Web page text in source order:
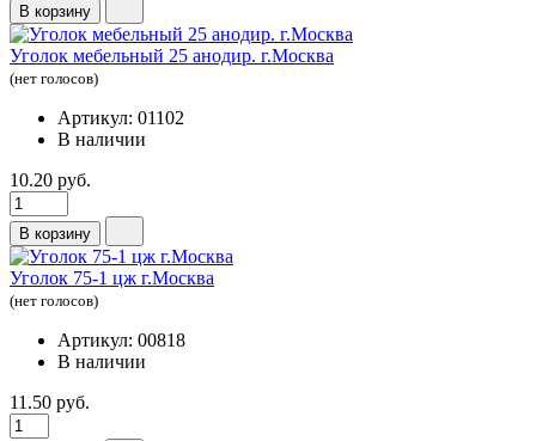
В корзину
Уголок мебельный 25 анодир. г.Москва
(нет голосов)
Артикул: 01102
В наличии
10.20 руб.
В корзину
Уголок 75-1 цж г.Москва
(нет голосов)
Артикул: 00818
В наличии
11.50 руб.